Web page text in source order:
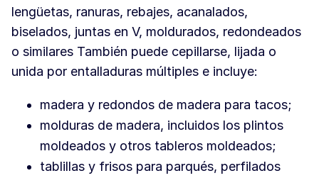
lengüetas, ranuras, rebajes, acanalados,
biselados, juntas en V, moldurados, redondeados
o similares También puede cepillarse, lijada o
unida por entalladuras múltiples e incluye:
madera y redondos de madera para tacos;
molduras de madera, incluidos los plintos
moldeados y otros tableros moldeados;
tablillas y frisos para parqués, perfilados